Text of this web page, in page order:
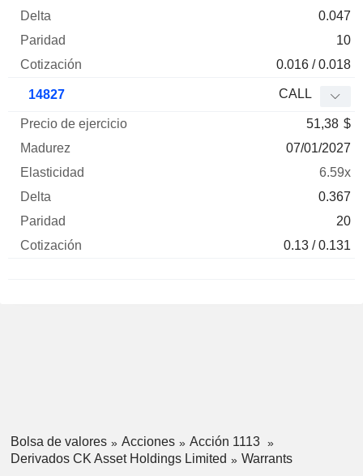
0.047
10
0.016 / 0.018
14827 CALL
51,38 $
07/01/2027
6.59x
0.367
20
0.13 / 0.131
Bolsa de valores Acciones
Acción 1113
Derivados CK Asset Holdings Limited
Warrants